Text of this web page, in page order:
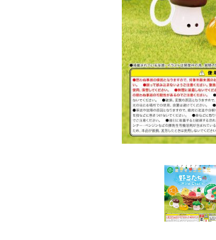
販促用カプセルトイ
よくあるご質問
ご利用ガイド
06-6282-7659